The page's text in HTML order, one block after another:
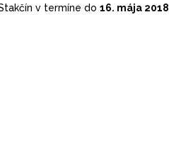
v termíne do16. mája 2018